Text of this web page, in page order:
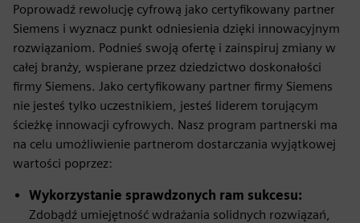
Poprowadź rewolucję cyfrową jako certyfikowany partner
Siemens i wyznacz punkt odniesienia dzięki innowacyjnym
rozwiązaniom. Podnieś swoją ofertę i zainspiruj zmiany w
całej branży, wspierane przez dziedzictwo doskonałości
firmy Siemens. Jako certyfikowany partner firmy Siemens
nie jesteś tylko uczestnikiem, jesteś liderem torującym
ścieżkę innowacji cyfrowych. Nasz program partnerski ma
na celu umożliwienie partnerom dostarczania wyjątkowej
wartości poprzez:
Wykorzystanie sprawdzonych ram sukcesu:
Zdobądź umiejętność wdrażania solidnych rozwiązań,